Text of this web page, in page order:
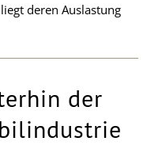
deren Auslastung
der